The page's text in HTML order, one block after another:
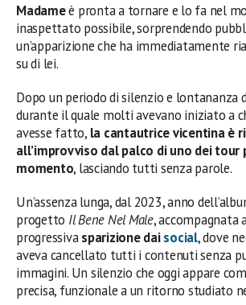
Madameè pronta a tornare e lo fa nel
inaspettato possibile, sorprendendo
un’apparizione che ha immediatamente
su di lei.
Dopo un periodo di silenzio e lontananza
durante il quale molti avevano iniziato a
avesse fatto, la cantautrice vicentina è
all’improvviso dal palco di uno dei tour
momento, lasciando tutti senza parole.
Un’assenza lunga, dal 2023, anno
progetto Il Bene Nel Male, accompagnata
progressivasparizione daisocial, dove
aveva cancellato tutti i contenuti senza
immagini. Un silenzio che oggi appare
precisa, funzionale a un ritorno studiato